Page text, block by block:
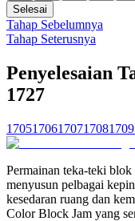
Selesai
Tahap Sebelumnya
Tahap Seterusnya
Penyelesaian
1727
17051706170717081709
Permainan teka-teki
menyusun pelbagai
kesedaran ruang dan
Color Block Jam yang